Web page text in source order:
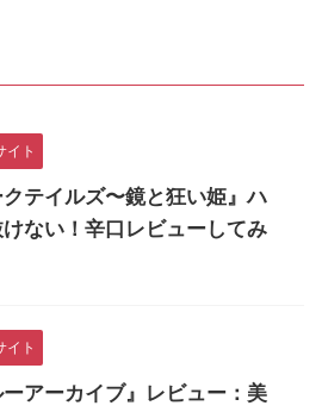
イト
クテイルズ〜鏡と狂い姫』ハ
ない！辛口レビューしてみ
イト
ーアーカイブ』レビュー：美